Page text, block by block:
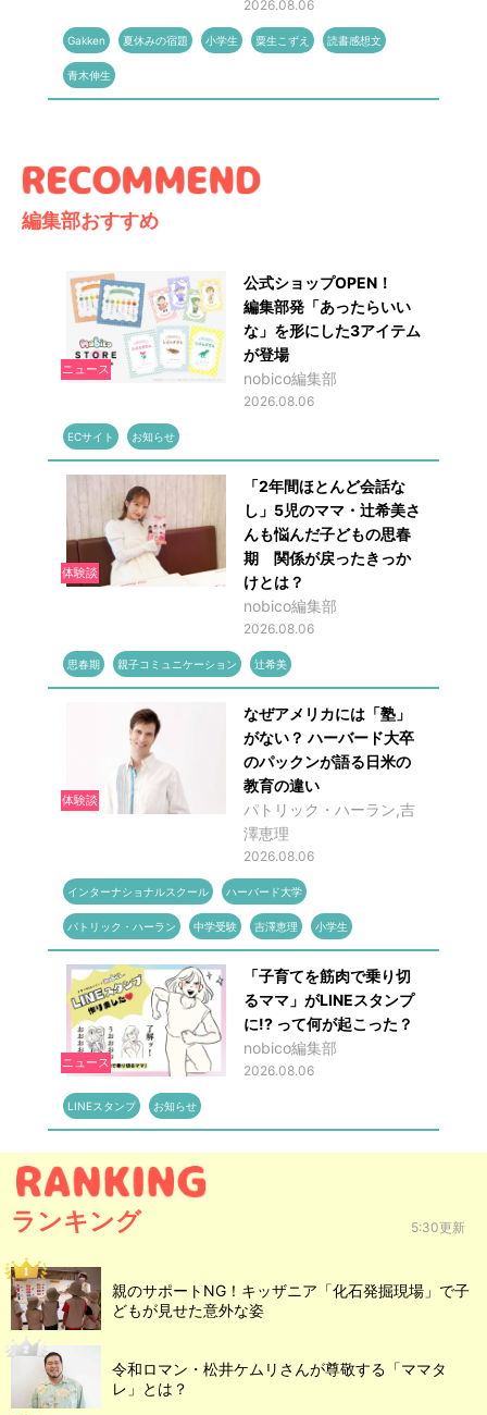
2026.08.06
Gakken 夏休みの宿題 小学生 粟生こずえ 読書感想文
青木伸生
編集部おすすめ
ニュース
公式ショップOPEN！
編集部発「あったらいい
な」を形にした3アイテム
が登場
nobico編集部
2026.08.06
ECサイト お知らせ
体験談
「2年間ほとんど会話な
し」5児のママ・辻希美さ
んも悩んだ子どもの思春
期 関係が戻ったきっか
けとは？
nobico編集部
2026.08.06
思春期 親子コミュニケーション 辻希美
体験談
なぜアメリカには「塾」
がない？ ハーバード大卒
のパックンが語る日米の
教育の違い
パトリック・ハーラン,吉
澤恵理
2026.08.06
インターナショナルスクール ハーバード大学
パトリック・ハーラン 中学受験 吉澤恵理 小学生
ニュース
「子育てを筋肉で乗り切
るママ」がLINEスタンプ
に!? って何が起こった？
nobico編集部
2026.08.06
LINEスタンプ お知らせ
ランキング 5:30更新
親のサポートNG！キッザニア「化石発掘現場」で子
どもが見せた意外な姿
令和ロマン・松井ケムリさんが尊敬する「ママタ
レ」とは？